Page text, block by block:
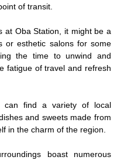
of transit.
at Oba Station, it might be a
or esthetic salons for some
the time to unwind and
fatigue of travel and refresh
can find a variety of local
and sweets made from
in the charm of the region.
boast numerous